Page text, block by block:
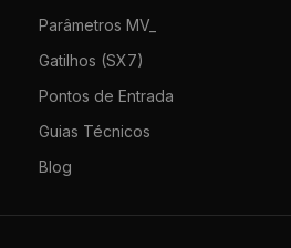
Parâmetros MV_
Gatilhos (SX7)
Pontos de Entrada
Guias Técnicos
Blog